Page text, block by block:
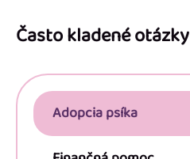
Často kladené otázky
Adopcia psíka